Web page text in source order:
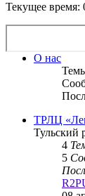
Текущее время:
О нас
ТРЛЦ
Тульский
4
5